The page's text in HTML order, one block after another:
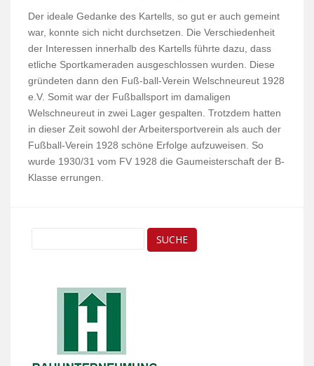
Der ideale Gedanke des Kartells, so gut er auch gemeint
war, konnte sich nicht durchsetzen. Die Verschiedenheit
der Interessen innerhalb des Kartells führte dazu, dass
etliche Sportkameraden ausgeschlossen wurden. Diese
gründeten dann den Fuß-ball-Verein Welschneureut 1928
e.V. Somit war der Fußballsport im damaligen
Welschneureut in zwei Lager gespalten. Trotzdem hatten
in dieser Zeit sowohl der Arbeitersportverein als auch der
Fußball-Verein 1928 schöne Erfolge aufzuweisen. So
wurde 1930/31 vom FV 1928 die Gaumeisterschaft der B-
Klasse errungen.